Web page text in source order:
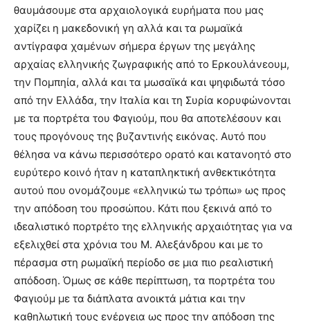
θαυμάσουμε στα αρχαιολογικά ευρήματα που μας
χαρίζει η μακεδονική γη αλλά και τα ρωμαϊκά
αντίγραφα χαμένων σήμερα έργων της μεγάλης
αρχαίας ελληνικής ζωγραφικής από το Ερκουλάνεουμ,
την Πομπηία, αλλά και τα μωσαϊκά και ψηφιδωτά τόσο
από την Ελλάδα, την Ιταλία και τη Συρία κορυφώνονται
με τα πορτρέτα του Φαγιούμ, που θα αποτελέσουν και
τους προγόνους της βυζαντινής εικόνας. Αυτό που
θέλησα να κάνω περισσότερο ορατό και κατανοητό στο
ευρύτερο κοινό ήταν η καταπληκτική ανθεκτικότητα
αυτού που ονομάζουμε «ελληνικώ τω τρόπω» ως προς
την απόδοση του προσώπου. Κάτι που ξεκινά από το
ιδεαλιστικό πορτρέτο της ελληνικής αρχαιότητας για να
εξελιχθεί στα χρόνια του Μ. Αλεξάνδρου και με το
πέρασμα στη ρωμαϊκή περίοδο σε μια πιο ρεαλιστική
απόδοση. Όμως σε κάθε περίπτωση, τα πορτρέτα του
Φαγιούμ με τα διάπλατα ανοικτά μάτια και την
καθηλωτική τους ενέργεια ως προς την απόδοση της